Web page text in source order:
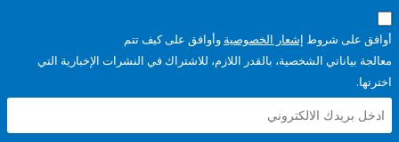
شروطإشعار الخصوصيةوأوافق على كيف تتم
الشخصية، بالقدر اللازم، للاشتراك في النشرات الإخبارية التي